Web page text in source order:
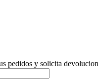
pedidos y solicita